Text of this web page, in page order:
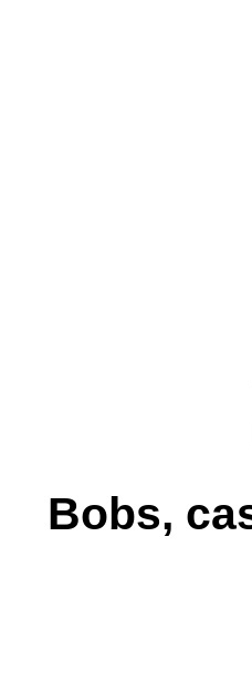
Bobs,